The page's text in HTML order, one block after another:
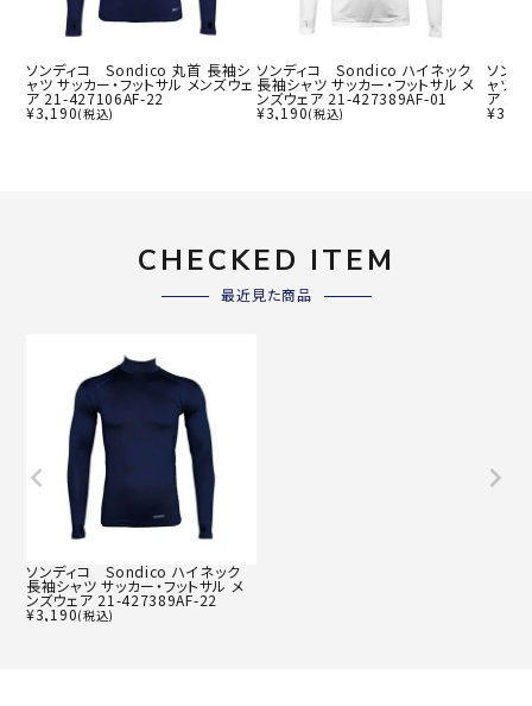
ソンディコ Sondico 丸首 長袖シ
ャツ サッカー・フットサル メンズウェ
ア 21-427106AF-22
¥3,190(税込)
ソンディコ Sondico ハイネック
長袖シャツ サッカー・フットサル メ
ンズウェア 21-427389AF-01
¥3,190(税込)
ソン
ャツ
ア
¥
CHECKED ITEM
最近見た商品
ソンディコ Sondico ハイネック
長袖シャツ サッカー・フットサル メ
ンズウェア 21-427389AF-22
¥3,190(税込)